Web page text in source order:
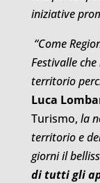
iniziative
“Come
Festivalle
territorio
Luca
Turismo, la
territorio e
giorni il
di tutti gli